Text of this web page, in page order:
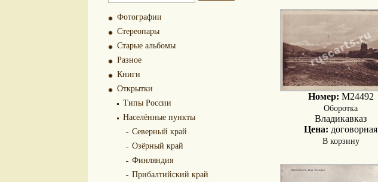
Фотографии
Стереопары
Старые альбомы
Разное
Книги
Открытки
Типы России
Населённые пункты
Северный край
Озёрный край
Финляндия
Прибалтийский край
Номер: M24492
Оборотка
Владикавказ
Цена: договорная
В корзину